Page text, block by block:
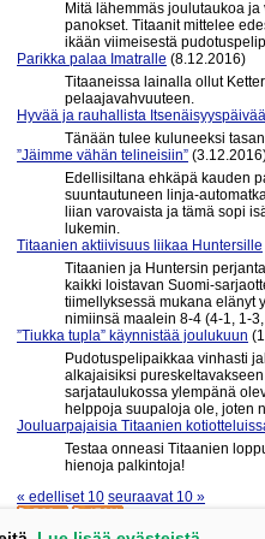
Mitä lähemmäs joulutaukoa
panokset. Titaanit mittelee
ikään viimeisestä
Parikka palaa Imatralle (8.12.2016)
Titaaneissa lainalla ollut
pelaajavahvuuteen.
Hyvää ja rauhallista
Tänään tulee kuluneeksi
”Jäimme vähän telineisiin”
Edellisiltana ehkäpä kauden
suuntautuneen linja-
liian varovaista ja tämä sopi
lukemin.
Titaanien aktiivisuus liikaa Huntersille
Titaanien ja Huntersin
kaikki loistavan Suomi-
tiimellyksessä mukana elänyt
nimiinsä maalein 8-4 (4-1, 1-
”Tiukka tupla” käynnistää joulukuun
Pudotuspelipaikkaa vinhasti
alkajaisiksi
sarjataulukossa ylempänä
helppoja suupaloja ole, joten
Jouluarpajaisia Titaanien
Testaa onneasi Titaanien
hienoja palkintoja!
« edelliset 10 seuraavat 10 »